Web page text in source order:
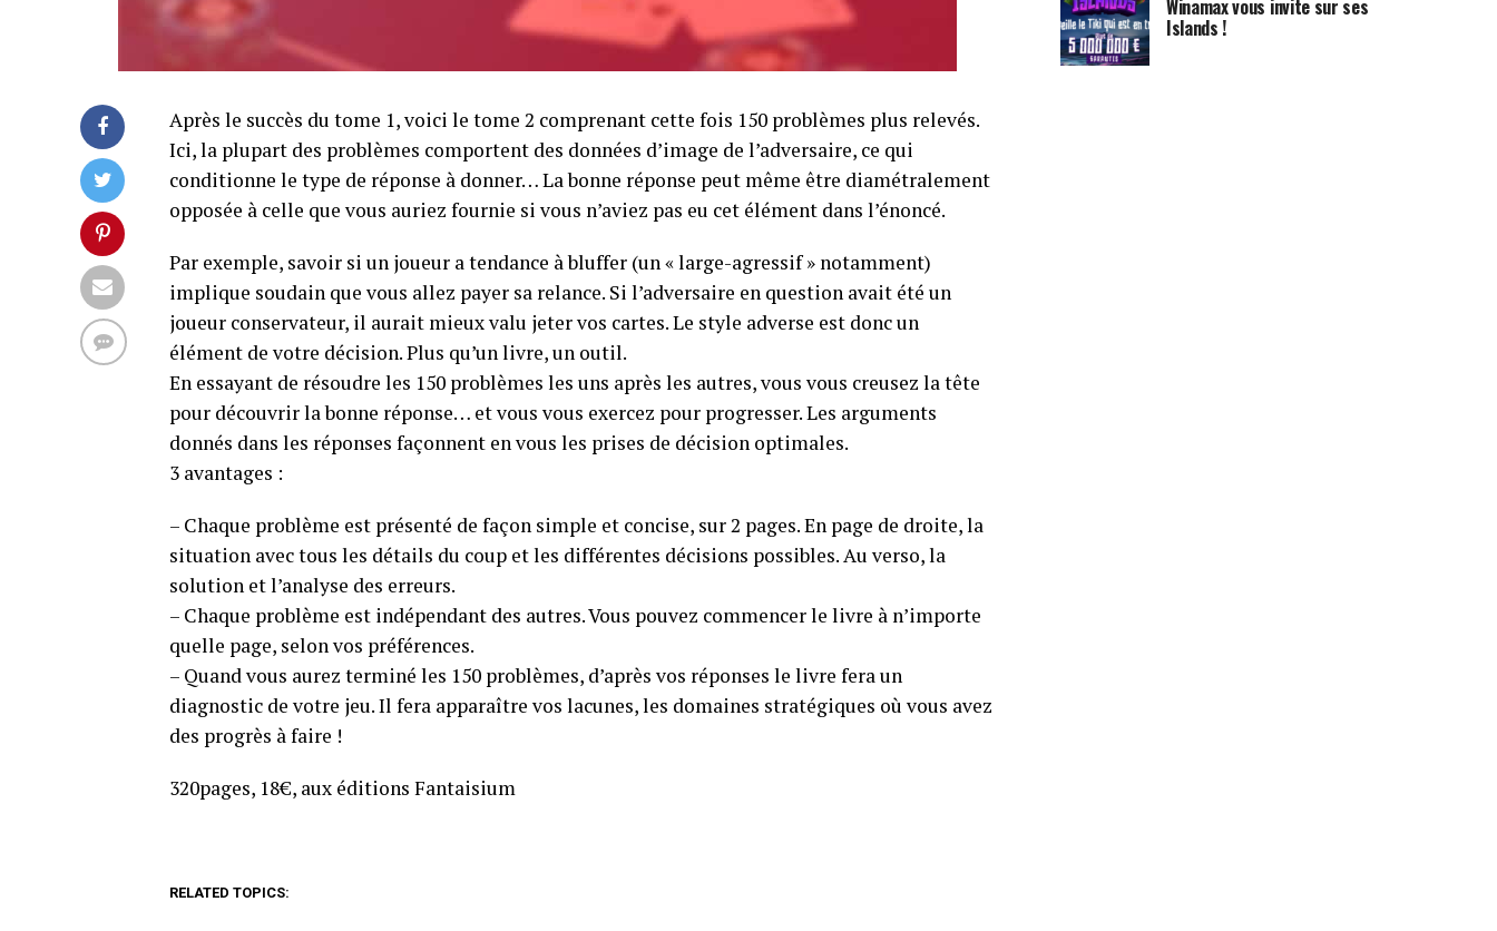
Après le succès du tome 1, voici le tome 2 comprenant cette fois 150 problèmes plus relevés.
Ici, la plupart des problèmes comportent des données d’image de l’adversaire, ce qui
conditionne le type de réponse à donner… La bonne réponse peut même être diamétralement
opposée à celle que vous auriez fournie si vous n’aviez pas eu cet élément dans l’énoncé.
Par exemple, savoir si un joueur a tendance à bluffer (un « large-agressif » notamment)
implique soudain que vous allez payer sa relance. Si l’adversaire en question avait été un
joueur conservateur, il aurait mieux valu jeter vos cartes. Le style adverse est donc un
élément de votre décision. Plus qu’un livre, un outil.
En essayant de résoudre les 150 problèmes les uns après les autres, vous vous creusez la tête
pour découvrir la bonne réponse… et vous vous exercez pour progresser. Les arguments
donnés dans les réponses façonnent en vous les prises de décision optimales.
3 avantages :
– Chaque problème est présenté de façon simple et concise, sur 2 pages. En page de droite, la
situation avec tous les détails du coup et les différentes décisions possibles. Au verso, la
solution et l’analyse des erreurs.
– Chaque problème est indépendant des autres. Vous pouvez commencer le livre à n’importe
quelle page, selon vos préférences.
– Quand vous aurez terminé les 150 problèmes, d’après vos réponses le livre fera un
diagnostic de votre jeu. Il fera apparaître vos lacunes, les domaines stratégiques où vous avez
des progrès à faire !
320pages, 18€, aux éditions Fantaisium
RELATED TOPICS:
Winamax vous invite sur ses
Islands !